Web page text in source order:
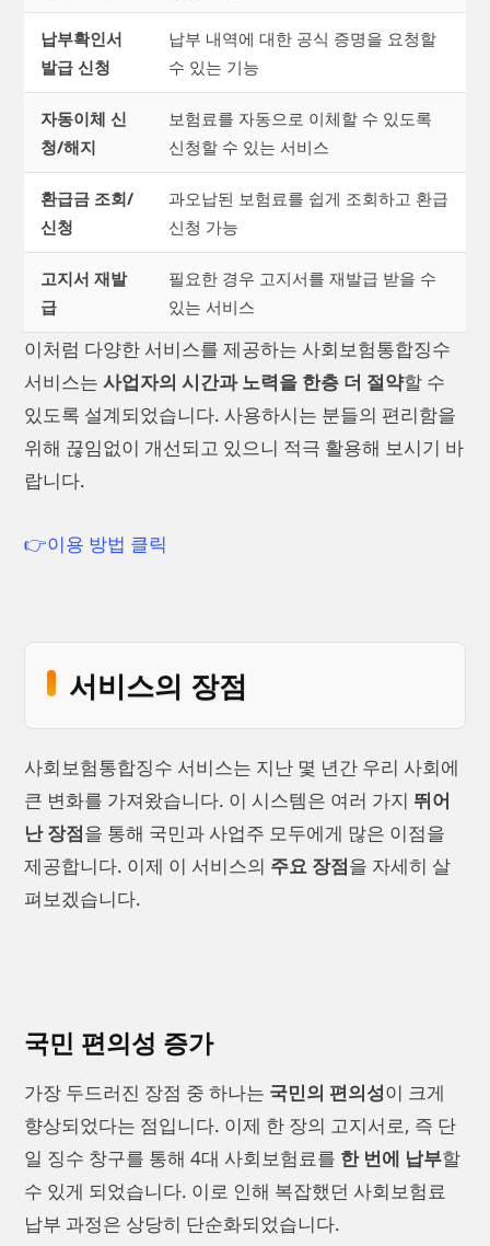
납부확인서
발급 신청
납부 내역에 대한 공식 증명을 요청할
수 있는 기능
자동이체 신
청/해지
보험료를 자동으로 이체할 수 있도록
신청할 수 있는 서비스
환급금 조회/
신청
과오납된 보험료를 쉽게 조회하고 환급
신청 가능
고지서 재발
급
필요한 경우 고지서를 재발급 받을 수
있는 서비스
이처럼 다양한 서비스를 제공하는 사회보험통합징수
서비스는 사업자의 시간과 노력을 한층 더 절약할 수
있도록 설계되었습니다. 사용하시는 분들의 편리함을
위해 끊임없이 개선되고 있으니 적극 활용해 보시기 바
랍니다.
👉이용 방법 클릭
서비스의 장점
사회보험통합징수 서비스는 지난 몇 년간 우리 사회에
큰 변화를 가져왔습니다. 이 시스템은 여러 가지 뛰어
난 장점을 통해 국민과 사업주 모두에게 많은 이점을
제공합니다. 이제 이 서비스의 주요 장점을 자세히 살
펴보겠습니다.
국민 편의성 증가
가장 두드러진 장점 중 하나는 국민의 편의성이 크게
향상되었다는 점입니다. 이제 한 장의 고지서로, 즉 단
일 징수 창구를 통해 4대 사회보험료를 한 번에 납부할
수 있게 되었습니다. 이로 인해 복잡했던 사회보험료
납부 과정은 상당히 단순화되었습니다.